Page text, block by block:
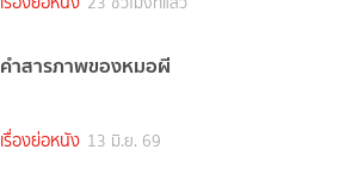
คำสารภาพของหมอผี
เรื่องย่อหนัง 13 มิ.ย. 69